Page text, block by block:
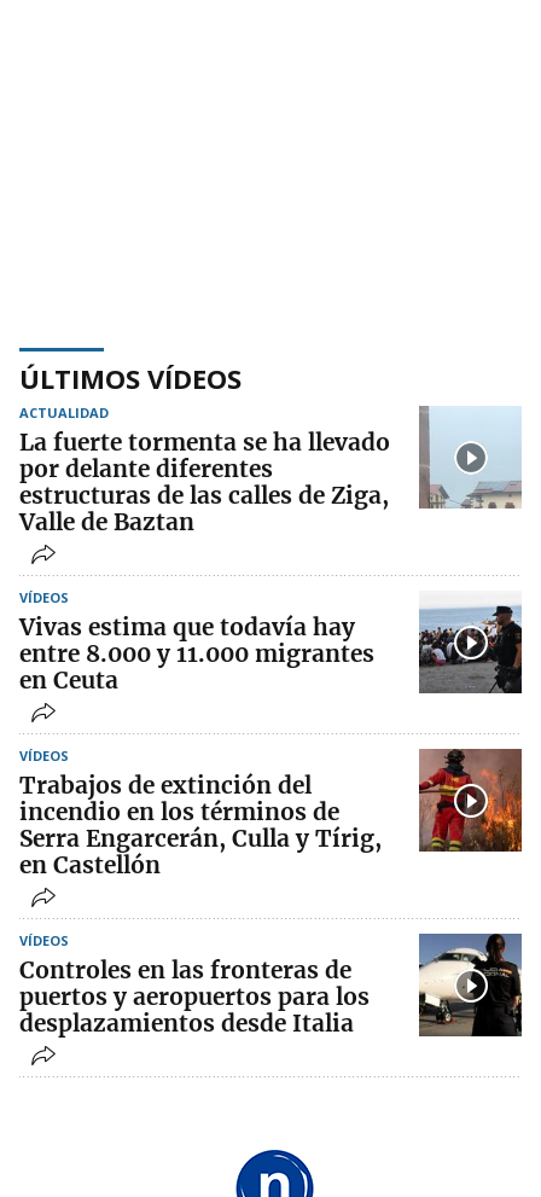
ÚLTIMOS VÍDEOS
ACTUALIDAD
La fuerte tormenta se ha llevado
por delante diferentes
estructuras de las calles de Ziga,
Valle de Baztan
VÍDEOS
Vivas estima que todavía hay
entre 8.000 y 11.000 migrantes
en Ceuta
VÍDEOS
Trabajos de extinción del
incendio en los términos de
Serra Engarcerán, Culla y Tírig,
en Castellón
VÍDEOS
Controles en las fronteras de
puertos y aeropuertos para los
desplazamientos desde Italia